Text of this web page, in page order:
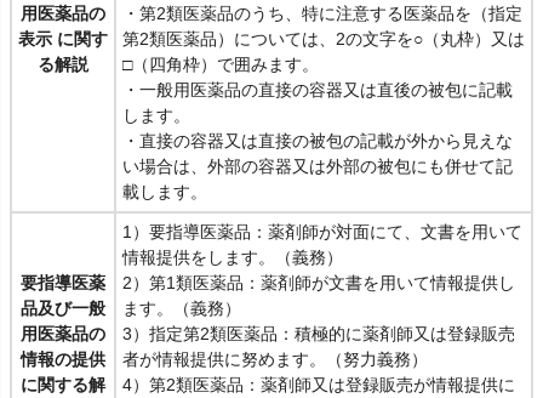
用医薬品の
表示 に関す
る解説
・第2類医薬品のうち、特に注意する医薬品を（指定
第2類医薬品）については、2の文字を○（丸枠）又は
□（四角枠）で囲みます。
・一般用医薬品の直接の容器又は直後の被包に記載
します。
・直接の容器又は直接の被包の記載が外から見えな
い場合は、外部の容器又は外部の被包にも併せて記
載します。
要指導医薬
品及び一般
用医薬品の
情報の提供
に関する解
1）要指導医薬品：薬剤師が対面にて、文書を用いて
情報提供をします。（義務）
2）第1類医薬品：薬剤師が文書を用いて情報提供し
ます。（義務）
3）指定第2類医薬品：積極的に薬剤師又は登録販売
者が情報提供に努めます。（努力義務）
4）第2類医薬品：薬剤師又は登録販売が情報提供に